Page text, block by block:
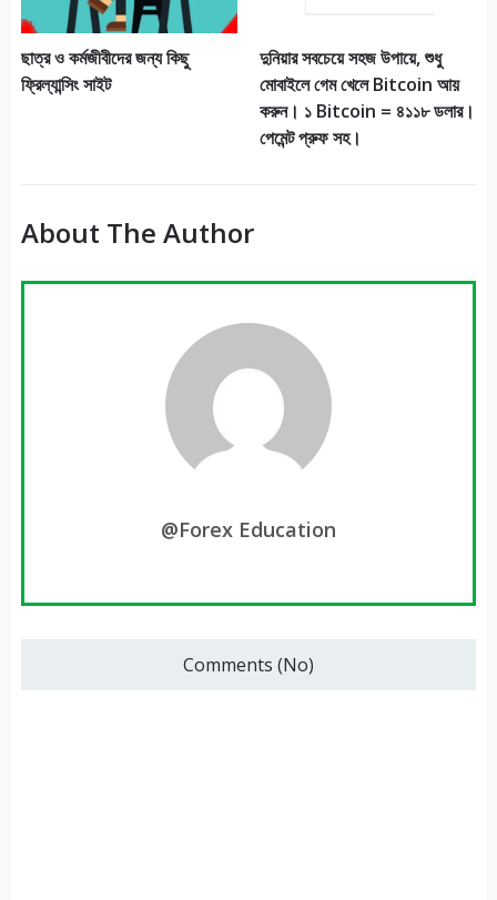
ছাত্র ও কর্মজীবীদের জন্য কিছু
ফ্রিল্যান্সিং সাইট
দুনিয়ার সবচেয়ে সহজ উপায়ে, শুধু
মোবাইলে গেম খেলে Bitcoin আয়
করুন। ১ Bitcoin = ৪১১৮ ডলার।
পেমেন্ট প্রুফ সহ।
About The Author
@Forex Education
Comments (No)